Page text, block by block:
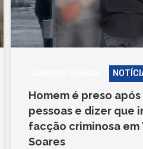
Homem é preso
pessoas e dizer que
facção criminosa em
Soares